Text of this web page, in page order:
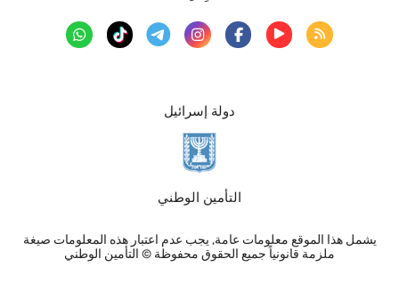
دولة إسرائيل
التأمين الوطني
يشمل هذا الموقع معلومات عامة, يجب عدم اعتبار هذه المعلومات صيغة
ملزمة قانونياً جميع الحقوق محفوظة © التأمين الوطني